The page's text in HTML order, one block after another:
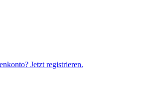
Jetzt registrieren.